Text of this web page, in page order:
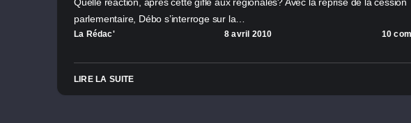
parlementaire, Débo s’interroge sur la…
La Rédac' 8 avril 2010 10
LIRE LA SUITE